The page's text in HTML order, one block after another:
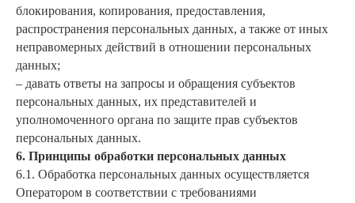
блокирования, копирования, предоставления,
распространения персональных данных, а также от иных
неправомерных действий в отношении персональных
данных;
– давать ответы на запросы и обращения субъектов
персональных данных, их представителей и
уполномоченного органа по защите прав субъектов
персональных данных.
6. Принципы обработки персональных данных
6.1. Обработка персональных данных осуществляется
Оператором в соответствии с требованиями